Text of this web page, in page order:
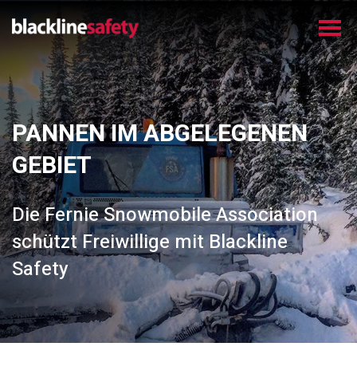
PANNEN IM ABGELEGENEN
GEBIET
Die Fernie Snowmobile Association
schützt Freiwillige mit Blackline
Safety